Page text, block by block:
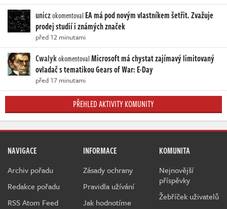
uniczokomentoval EA má pod novým vlastníkem šetřit. Zvažuje
prodej studií i známých značek
před 12 minutami
CwalykokomentovalMicrosoft má chystat zajímavý limitovaný
ovladač s tematikou Gears of War: E-Day
před 17 minutami
PŘEHLED AKTIVITY KOMUNITY
NAVIGACE
Archiv pořadu
Redakce pořadu
RSS Atom Feed
INFORMACE
Zásady ochrany
Pravidla užívání
Jak hodnotíme
KOMUNITA
Nejnovější
příspěvky
Žebříček uživatelů